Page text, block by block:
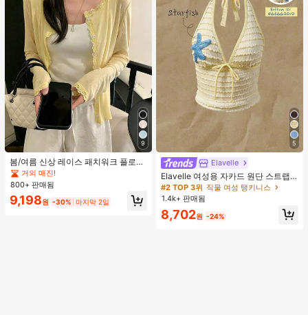
9
봄/여름 신상 레이스 패치워크 플로럴
트림 소프트 니트 가디건 경량 재킷 탑
여성용, 코티지코어 옐로우
거의 매진!
800+ 판매됨
9,198원 -30% 마지막 2일
5
Elavelle
Elavelle 여성용 자카드 원단 스트랩
불가사리 장식 홀터 탑, 봄/여름에 적
합 (탑만 포함, 반바지 미포함)
#2 TOP 3위 직물 여성 탱키니스
1.4k+ 판매됨
8,702원 -24%